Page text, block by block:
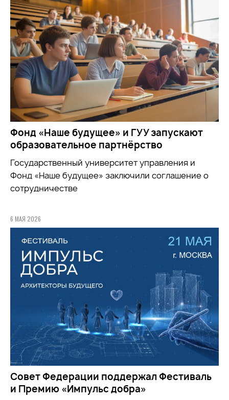
Фонд «Наше будущее» и ГУУ запускают
образовательное партнёрство
Государственный университет управления и
Фонд «Наше будущее» заключили соглашение о
сотрудничестве
6 МАЯ 2026
Совет Федерации поддержал Фестиваль
и Премию «Импульс добра»